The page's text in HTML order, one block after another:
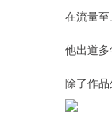
在流量
他出道多
除了作品